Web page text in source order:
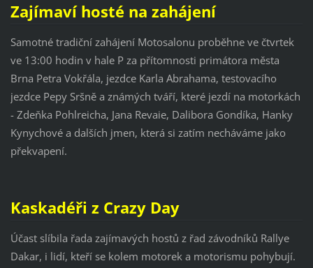
Zajímaví hosté na zahájení
Samotné tradiční zahájení Motosalonu proběhne ve čtvrtek
ve 13:00 hodin v hale P za přítomnosti primátora města
Brna Petra Vokřála, jezdce Karla Abrahama, testovacího
jezdce Pepy Sršně a známých tváří, které jezdí na motorkách
- Zdeňka Pohlreicha, Jana Revaie, Dalibora Gondíka, Hanky
Kynychové a dalších jmen, která si zatím necháváme jako
překvapení.
Kaskadéři z Crazy Day
Účast slíbila řada zajímavých hostů z řad závodníků Rallye
Dakar, i lidí, kteří se kolem motorek a motorismu pohybují.